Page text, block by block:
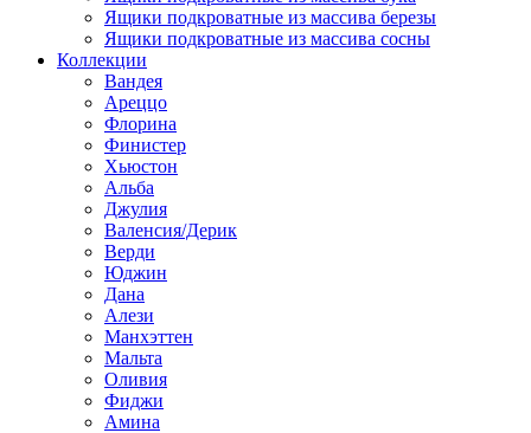
Ящики подкроватные из массива березы
Ящики подкроватные из массива сосны
Коллекции
Вандея
Ареццо
Флорина
Финистер
Хьюстон
Альба
Джулия
Валенсия/Дерик
Верди
Юджин
Дана
Алези
Манхэттен
Мальта
Оливия
Фиджи
Амина